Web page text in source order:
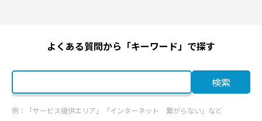
よくある質問から「キーワード」で探す
検索
例：「サービス提供エリア」「インターネット 繋がらない」など